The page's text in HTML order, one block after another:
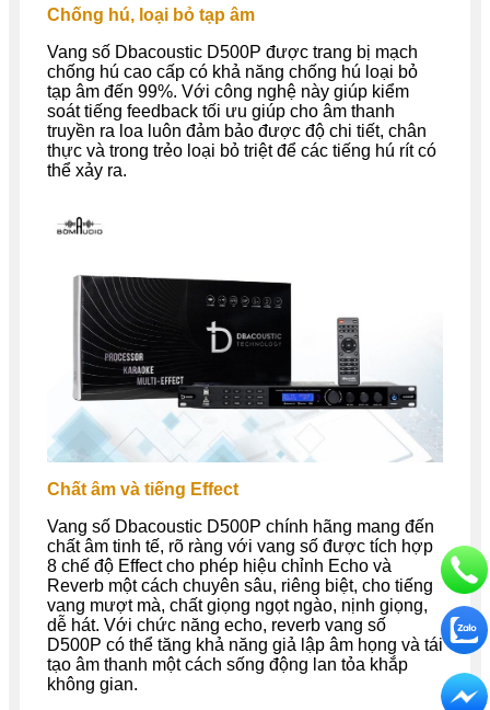
Chống hú, loại bỏ tạp âm
Vang số Dbacoustic D500P được trang bị mạch
chống hú cao cấp có khả năng chống hú loại bỏ
tạp âm đến 99%. Với công nghệ này giúp kiểm
soát tiếng feedback tối ưu giúp cho âm thanh
truyền ra loa luôn đảm bảo được độ chi tiết, chân
thực và trong trẻo loại bỏ triệt để các tiếng hú rít có
thể xảy ra.
Chất âm và tiếng Effect
Vang số Dbacoustic D500P chính hãng mang đến
chất âm tinh tế, rõ ràng với vang số được tích hợp
8 chế độ Effect cho phép hiệu chỉnh Echo và
Reverb một cách chuyên sâu, riêng biệt, cho tiếng
vang mượt mà, chất giọng ngọt ngào, nịnh giọng,
dễ hát. Với chức năng echo, reverb vang số
D500P có thể tăng khả năng giả lập âm họng và tái
tạo âm thanh một cách sống động lan tỏa khắp
không gian.